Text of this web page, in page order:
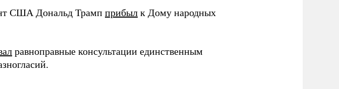
США Дональд Трамп прибыл к Дому народных
равноправные консультации единственным